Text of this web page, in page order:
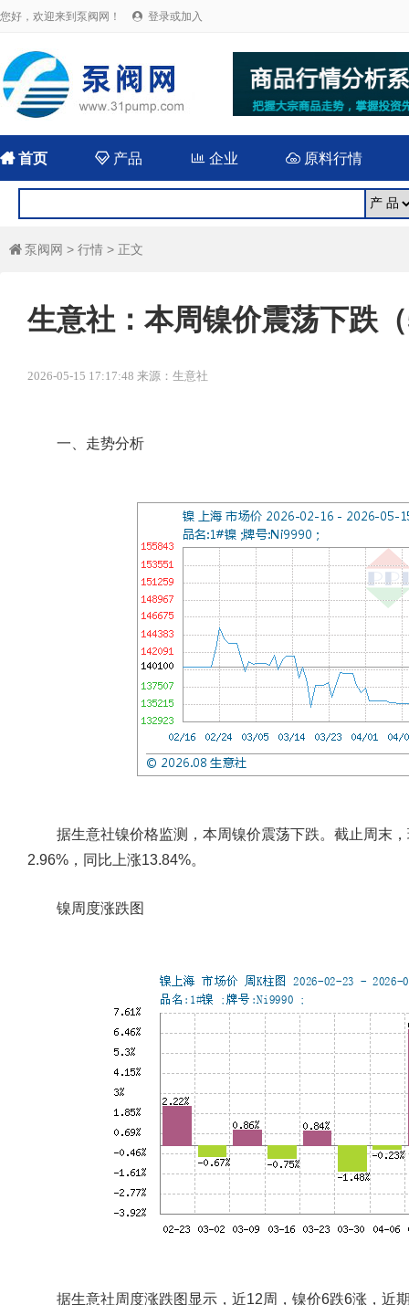
您好，欢迎来到泵阀网！  登录或加入
首页  产品 企业 原料行情
 泵阀网 > 行情 > 正文
生意社：本周镍价震荡下跌
2026-05-15 17:17:48 来源：生意社
一、走势分析
据生意社镍价格监测，本周镍价震荡下跌。截止周末，
2.96%，同比上涨13.84%。
镍周度涨跌图
据生意社周度涨跌图显示，近12周，镍价6跌6涨，近